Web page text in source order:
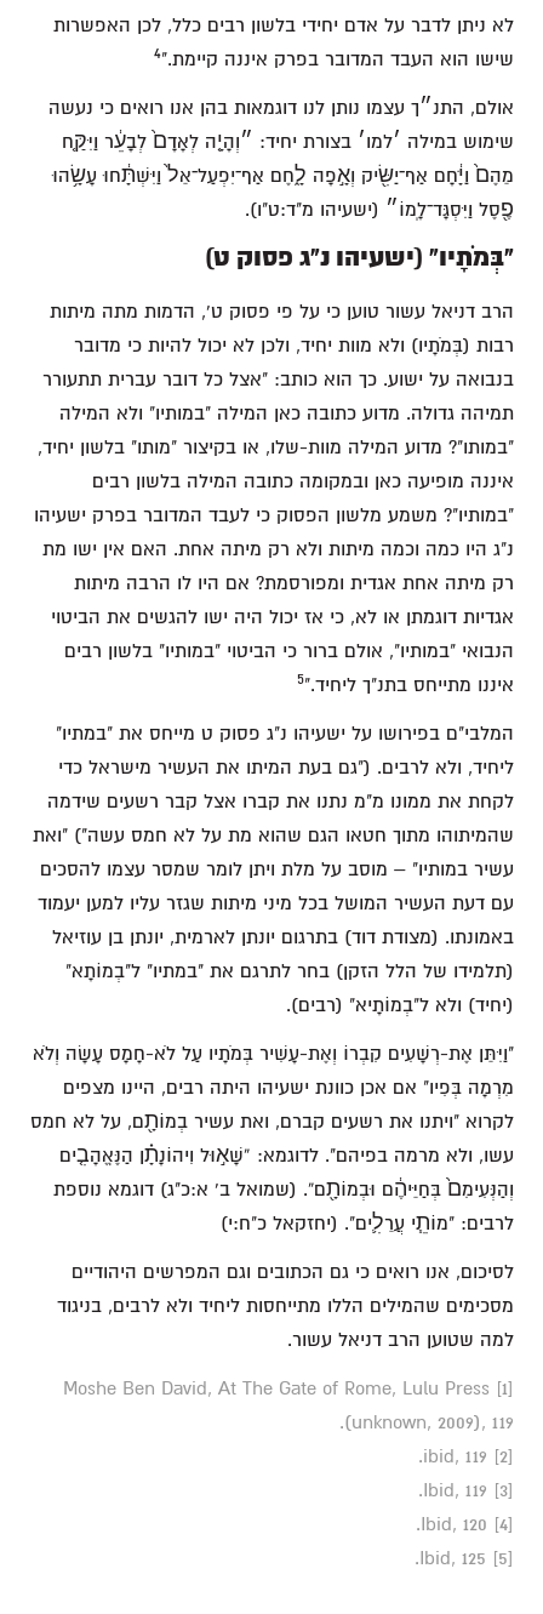
לא ניתן לדבר על אדם יחידי בלשון רבים כלל, לכן האפשרות
שישו הוא העבד המדובר בפרק איננה קיימת."4
אולם, התנ״ך עצמו נותן לנו דוגמאות בהן אנו רואים כי נעשה
מֵהֶם֙ וַיָּ֔חָם‎‏ אַף־יַשִּׂ֖יק וְאָ֣פָה לָ֑חֶם אַף־יִפְעַל־אֵל֙ וַיִּשְׁתָּ֔חוּ‎‏ עָשָׂ֥הוּ
פֶ֖סֶל וַיִּסְגָּד־לָֽמוֹ״ (ישעיהו מ"ד:ט"ו).
"בְּמֹתָיו" (ישעיהו נ"ג פסוק ט)
הרב דניאל עשור טוען כי על פי פסוק ט', הדמות מתה מיתות
רבות (בְּמֹתָיו) ולא מוות יחיד, ולכן לא יכול להיות כי מדובר
בנבואה על ישוע. כך הוא כותב: "אצל כל דובר עברית תתעורר
תמיהה גדולה. מדוע כתובה כאן המילה "במותיו" ולא המילה
"במותו"? מדוע המילה מוות-שלו, או בקיצור "מותו" בלשון יחיד,
איננה מופיעה כאן ובמקומה כתובה המילה בלשון רבים
"במותיו"? משמע מלשון הפסוק כי לעבד המדובר בפרק ישעיהו
נ"ג היו כמה וכמה מיתות ולא רק מיתה אחת. האם אין ישו מת
רק מיתה אחת אגדית ומפורסמת? אם היו לו הרבה מיתות
אגדיות דוגמתן או לא, כי אז יכול היה ישו להגשים את הביטוי
הנבואי "במותיו", אולם ברור כי הביטוי "במותיו" בלשון רבים
איננו מתייחס בתנ"ך ליחיד."5
המלבי"ם בפירושו על ישעיהו נ"ג פסוק ט מייחס את "במתיו"
ליחיד, ולא לרבים. ("גם בעת המיתו את העשיר מישראל כדי
לקחת את ממונו מ"מ נתנו את קברו אצל קבר רשעים שידמה
שהמיתוהו מתוך חטאו הגם שהוא מת על לא חמס עשה") "ואת
עשיר במותיו" – מוסב על מלת ויתן לומר שמסר עצמו להסכים
עם דעת העשיר המושל בכל מיני מיתות שגזר עליו למען יעמוד
באמונתו. (מצודת דוד) בתרגום יונתן לארמית, יונתן בן עוזיאל
(תלמידו של הלל הזקן) בחר לתרגם את "במתיו" ל"בְמוֹתָא"
(יחיד) ולא ל"בְמוֹתָיא" (רבים).
"וַיִּתֵּן אֶת-רְשָׁעִים קִבְרוֹ וְאֶת-עָשִׁיר בְּמֹתָיו עַל לֹא-חָמָס עָשָׂה וְלֹא
מִרְמָה בְּפִיו" אם אכן כוונת ישעיהו היתה רבים, היינו מצפים
לקרוא "ויתנו את רשעים קברם, ואת עשיר בְמוֹתָ֖ם, על לא חמס
עשו, ולא מרמה בפיהם". ‏לדוגמא: ”שָׁא֣וּל וִיהוֹנָתָ֗ן הַנֶּאֱהָבִ֤ים
וְהַנְּעִימִם֙ בְּחַיֵּיהֶ֔ם וּבְמוֹתָ֖ם“‎. (שמואל ב' א:כ"ג) דוגמא נוספת
לרבים: "מוֹתֵ֧י עֲרֵלִ֛ים". (יחזקאל כ"ח:י)
לסיכום, אנו רואים כי גם הכתובים וגם המפרשים היהודיים
מסכימים שהמילים הללו מתייחסות ליחיד ולא לרבים, בניגוד
למה שטוען הרב דניאל עשור.
[1] Moshe Ben David, At The Gate of Rome, Lulu Press
(unknown, 2009), 119.
[2] ibid, 119.
[3] Ibid, 119.
[4] Ibid, 120.
[5] Ibid, 125.